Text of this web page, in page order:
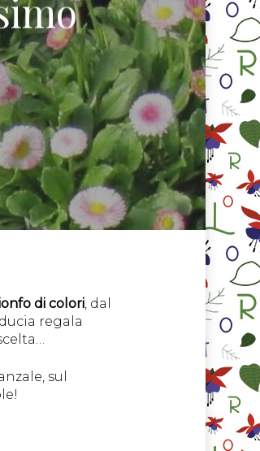
di colori, dal
regala
sul